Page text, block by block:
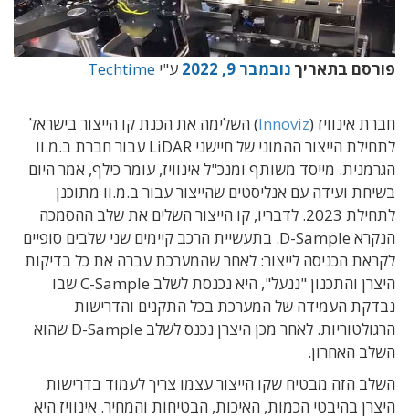
פורסם בתאריך נובמבר 9, 2022 ע"י Techtime
חברת אינוויז (Innoviz) השלימה את הכנת קו הייצור בישראל
לתחילת הייצור ההמוני של חיישני LiDAR עבור חברת ב.מ.וו
הגרמנית. מייסד משותף ומנכ"ל אינוויז, עומר כילף, אמר היום
בשיחת ועידה עם אנליסטים שהייצור עבור ב.מ.וו מתוכנן
לתחילת 2023. לדבריו, קו הייצור השלים את שלב ההסמכה
הנקרא D-Sample. בתעשיית הרכב קיימים שני שלבים סופיים
לקראת הכניסה לייצור: לאחר שהמערכת עברה את כל בדיקות
היצרן והתכנון "ננעל", היא נכנסת לשלב C-Sample שבו
נבדקת העמידה של המערכת בכל התקנים והדרישות
הרגולטוריות. לאחר מכן היצרן נכנס לשלב D-Sample שהוא
השלב האחרון.
השלב הזה מבטיח שקו הייצור עצמו צריך לעמוד בדרישות
היצרן בהיבטי הכמות, האיכות, הבטיחות והמחיר. אינוויז היא